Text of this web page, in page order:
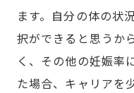
ます。自分の体の状
択ができると思うか
く、その他の妊娠率
た場合、キャリアを